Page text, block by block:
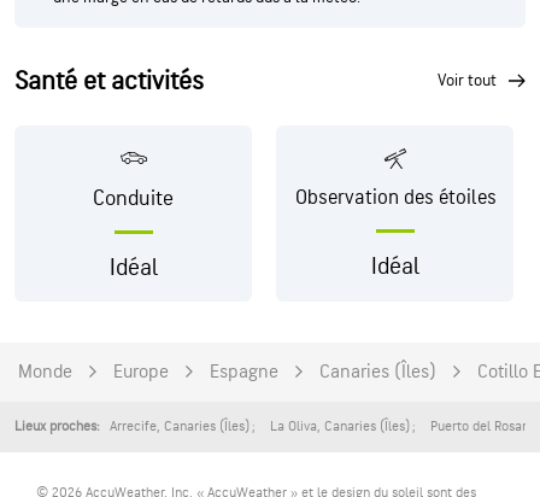
Santé et activités voir tout
Conduite
Idéal
Observation des étoiles
Idéal
Monde Europe Espagne Canaries (Îles) Cotillo
Lieux proches: Arrecife, Canaries (Îles) La Oliva, Canaries (Îles) Puerto del Rosario
© 2026 AccuWeather, Inc. « AccuWeather » et le design du soleil sont des